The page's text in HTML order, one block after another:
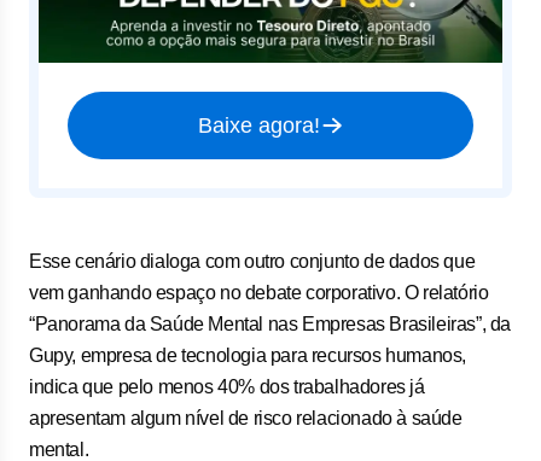
Baixe agora!
Esse cenário dialoga com outro conjunto de dados que
vem ganhando espaço no debate corporativo. O relatório
“Panorama da Saúde Mental nas Empresas Brasileiras”, da
Gupy, empresa de tecnologia para recursos humanos,
indica que pelo menos 40% dos trabalhadores já
apresentam algum nível de risco relacionado à saúde
mental.